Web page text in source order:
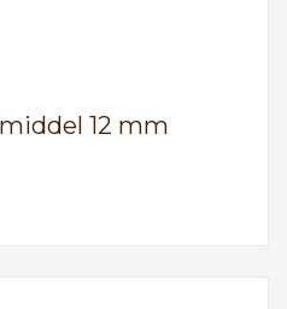
12 mm